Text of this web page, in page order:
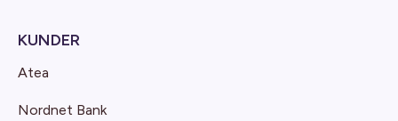
KUNDER
Atea
Nordnet Bank